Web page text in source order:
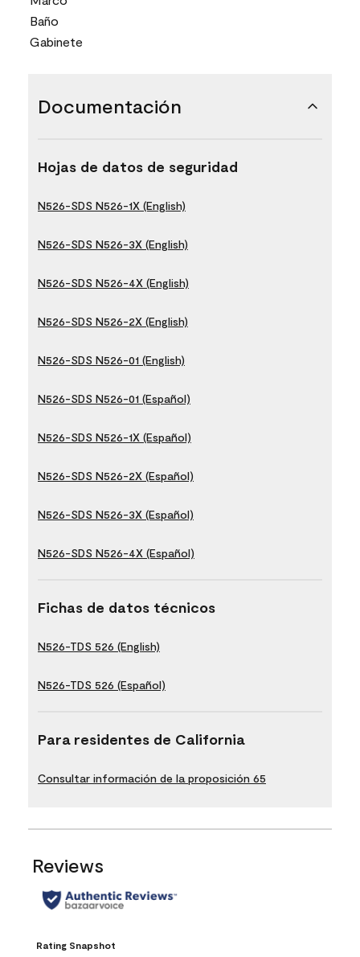
Baño
Gabinete
Documentación
Hojas de datos de seguridad
N526-SDS N526-1X (English)
N526-SDS N526-3X (English)
N526-SDS N526-4X (English)
N526-SDS N526-2X (English)
N526-SDS N526-01 (English)
N526-SDS N526-01 (Español)
N526-SDS N526-1X (Español)
N526-SDS N526-2X (Español)
N526-SDS N526-3X (Español)
N526-SDS N526-4X (Español)
Fichas de datos técnicos
N526-TDS 526 (English)
N526-TDS 526 (Español)
Para residentes de California
Consultar información de la proposición 65
Reviews
Rating Snapshot